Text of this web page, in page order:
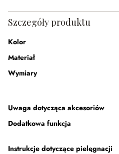
Szczegóły produktu
Kolor
Materiał
Wymiary
Uwaga dotycząca akcesoriów
Dodatkowa funkcja
Instrukcje dotyczące pielęgnacji